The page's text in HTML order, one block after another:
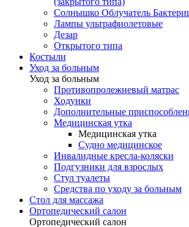
Солнышко Облучатель
Лампы ультрафиолетовые
Дезар
Открытого типа
Костыли
Уход за больным
Уход за больным
Противопролежневый матрас
Ходунки
Дополнительные
Медицинская утка
Медицинская утка
Судно медицинское
Инвалидные кресла-коляски
Подгузники для взрослых
Стул туалеты
Средства по уходу за больным
Cтол для массажа
Ортопедический салон
Ортопедический салон